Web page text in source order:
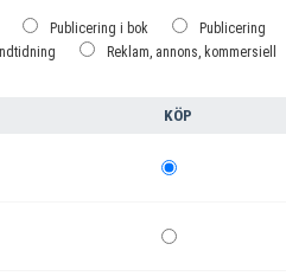
Publicering i bok
Publicering
Reklam, annons, kommersiell
KÖP